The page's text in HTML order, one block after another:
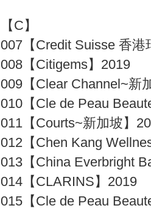
【C】
007【Credit Suisse 香港
008【Citigems】2019
009【Clear Channel~新
010【Cle de Peau
011【Courts~新加坡】
012【Chen Kang
013【China Everbright
014【CLARINS】2019
015【Cle de Peau